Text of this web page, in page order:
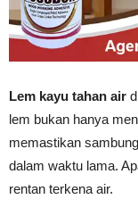
Kuat
Lem kayu tahan air
lem bukan hanya
memastikan
dalam waktu lama.
rentan terkena air.